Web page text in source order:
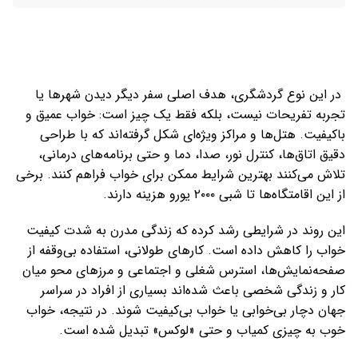
در این نوع گردشگری، هدف اصلی سفر دیگر دیدن شهرها یا
تجربه تفریحات نیست، بلکه فقط یک چیز است: خواب عمیق و
باکیفیت. هتل‌ها و مراکز ویژه‌ای شکل گرفته‌اند که با طراحی
دقیق اتاق‌ها، کنترل نور، صدا، دما و حتی برنامه‌های درمانی،
تلاش می‌کنند بهترین شرایط ممکن برای خواب فراهم کنند. برخی
از این اقامتگاه‌ها تا شبی ۲۰۰۰ یورو هزینه دارند.
این روند در شرایطی رشد کرده که زندگی مدرن به شدت کیفیت
خواب را کاهش داده است. کارهای طولانی، استفاده بی‌وقفه از
صفحه‌نمایش‌ها، استرس شغلی و اجتماعی و مرزهای محو میان
کار و زندگی شخصی باعث شده‌اند بسیاری از افراد در سراسر
جهان دچار بی‌خوابی یا خواب بی‌کیفیت شوند. در نتیجه، خواب
خوب به چیزی کمیاب و حتی «لوکس» تبدیل شده است.